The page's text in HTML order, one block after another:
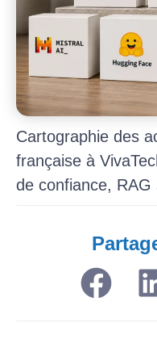
Cartographie des
française à
de confiance, RAG